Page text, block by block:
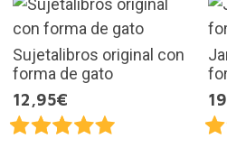
Sujetalibros original con
forma de gato
12,95€